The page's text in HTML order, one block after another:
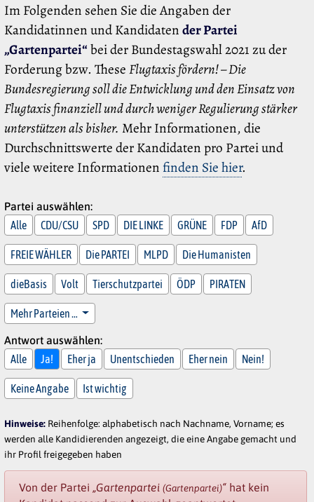
Im Folgenden sehen Sie die Angaben der
Kandidatinnen und Kandidatender Partei
„Gartenpartei“bei der Bundestagswahl 2021 zu der
Forderung bzw. TheseFlugtaxis fördern! – Die
Bundesregierung soll die Entwicklung und den Einsatz von
Flugtaxis finanziell und durch weniger Regulierung stärker
unterstützen als bisher. Mehr Informationen, die
Durchschnittswerte der Kandidaten pro Partei und
viele weitere Informationen finden Sie hier.
Partei auswählen:
Alle
CDU/CSU SPD DIE LINKE GRÜNE FDP AfD
FREIE WÄHLER Die PARTEI MLPD Die Humanisten
dieBasis Volt Tierschutzpartei ÖDP PIRATEN
Mehr Parteien …
Antwort auswählen:
Alle
Ja! Eher ja Unentschieden Eher nein Nein!
Keine Angabe Ist wichtig
Hinweise: Reihenfolge: alphabetisch nach Nachname, Vorname; es
werden alle Kandidierenden angezeigt, die eine Angabe gemacht und
ihr Profil freigegeben haben
Von der Partei „Gartenpartei (Gartenpartei)“ hat kein